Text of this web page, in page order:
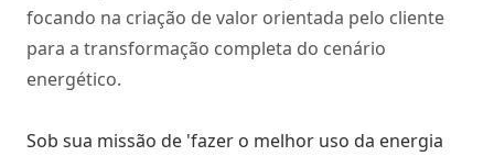
focando na criação de valor orientada pelo cliente
para a transformação completa do cenário
energético.
Sob sua missão de 'fazer o melhor uso da energia